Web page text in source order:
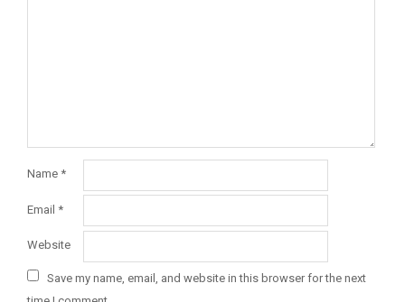
Name *
Email *
Website
Save my name, email, and website in this browser for the next